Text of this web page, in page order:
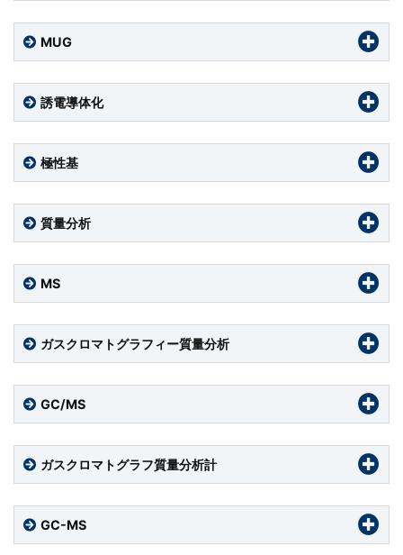
MUG
誘電導体化
極性基
質量分析
MS
ガスクロマトグラフィー質量分析
GC/MS
ガスクロマトグラフ質量分析計
GC-MS